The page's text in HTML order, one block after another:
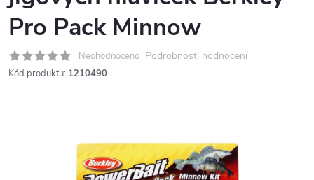
Pro Pack Minnow
Neohodnoceno Podrobnosti hodnocení
Kód produktu: 1210490